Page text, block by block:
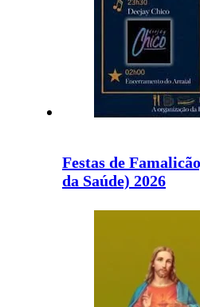
Festas de
da Saúde) 2026